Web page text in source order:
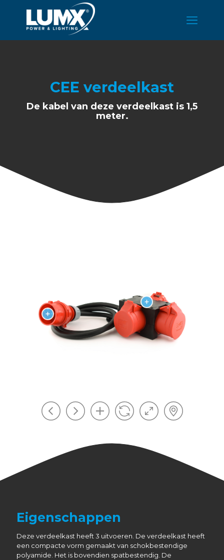
CEE verdeelkast
De kabel van deze verdeelkast is 1,5
meter.
Eigenschappen
Deze verdeelkast heeft 3 uitvoeren. De verdeelkast heeft
een compacte vorm gemaakt van schokbestendige
polyamide. Het is bovendien spatbestendig. De